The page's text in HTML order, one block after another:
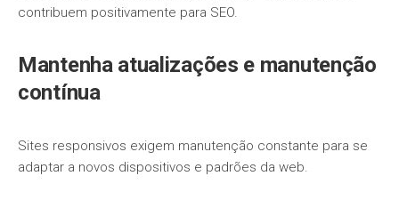
contribuem positivamente para SEO.
Mantenha atualizações e manutenção
contínua
Sites responsivos exigem manutenção constante para se
adaptar a novos dispositivos e padrões da web.